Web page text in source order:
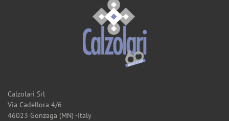
Calzolari Srl
Via Cadellora 4/6
46023 Gonzaga (MN) -Italy